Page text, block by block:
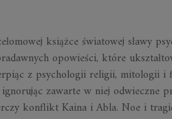
książce światowej sławy
opowieści, które
z psychologii religii, mitologii i
ignorując zawarte w niej
konflikt Kaina i Abla. Noe i